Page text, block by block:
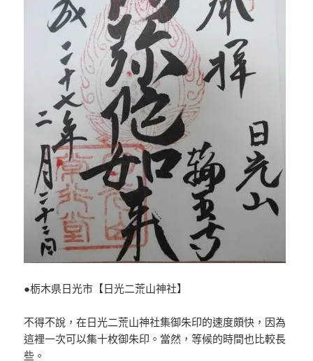
●栃木県日光市【日光二荒山神社】
不得不說，在日光二荒山神社集御朱印的速度頗快，因為
這裡一次可以集十枚御朱印。當然，等候的時間也比較長
些。